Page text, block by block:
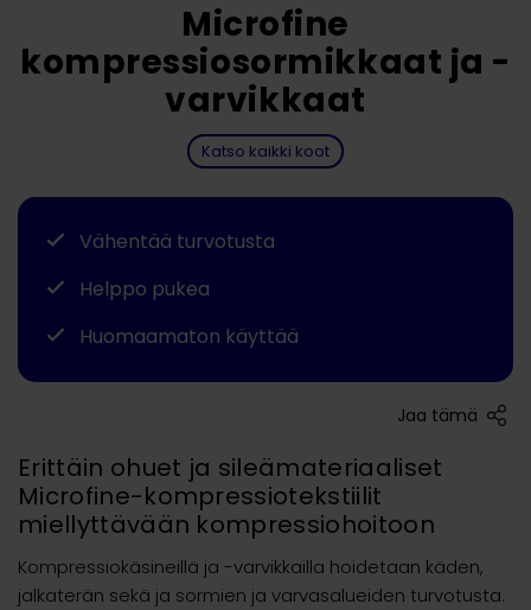
Erittäin ohuet ja sileämateriaaliset
Microfine-kompressiotekstiilit
miellyttävään kompressiohoitoon
Kompressiokäsineillä ja -varvikkailla hoidetaan käden,
jalkaterän sekä ja sormien ja varvasalueiden turvotusta.
Microfine
kompressiosormikkaat ja -
varvikkaat
Katso kaikki koot
Vähentää turvotusta
Helppo pukea
Huomaamaton käyttää
Jaa tämä